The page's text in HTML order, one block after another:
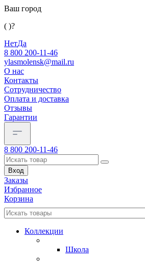
Ваш город
( )?
НетДа
8 800 200-11-46
ylasmolensk@mail.ru
О нас
Контакты
Сотрудничество
Оплата и доставка
Отзывы
Гарантии
8 800 200-11-46
Вход
Заказы
Избранное
Корзина
Коллекции
Школа